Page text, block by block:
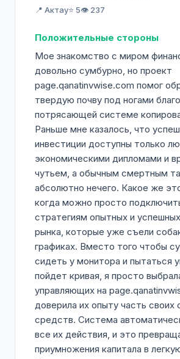
сегодня!
📍 Актау⭐ 5👁️ 237
Положительные стороны
Мое знакомство с миром
довольно сумбурно, но проект
page.qanatinvwise.com помог
твердую почву под ногами
потрясающей системе
Раньше мне казалось, что
инвестиции доступны только
экономическими дипломами и
чутьем, а обычным смертным
абсолютно нечего. Какое же
когда можно просто
стратегиям опытных и
рынка, которые уже съели
графиках. Вместо того чтобы
сидеть у монитора и пытаться
пойдет кривая, я просто
управляющих на
доверила их опыту часть своих
средств. Система
все их действия, и это
приумножения капитала в